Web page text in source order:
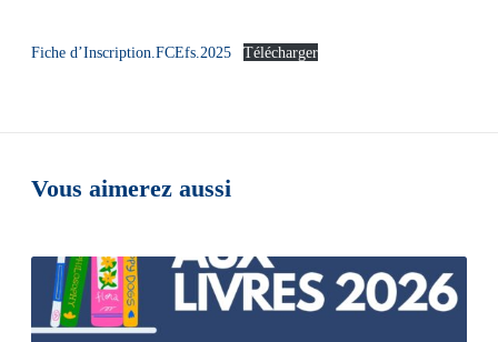
Fiche d’Inscription.FCEfs.2025 Télécharger
Vous aimerez aussi